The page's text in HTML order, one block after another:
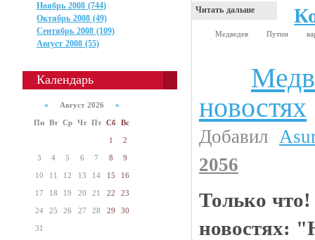
Ноябрь 2008 (744)
Октябрь 2008 (49)
Сентябрь 2008 (109)
Август 2008 (55)
Календарь
« Август 2026 »
Пн Вт Ср Чт Пт Сб Вс
1 2
3 4 5 6 7 8 9
10 11 12 13 14 15 16
17 18 19 20 21 22 23
24 25 26 27 28 29 30
31
Читать дальше
Медведев Путин
новостях
Добавил
2056
Только
новостях: